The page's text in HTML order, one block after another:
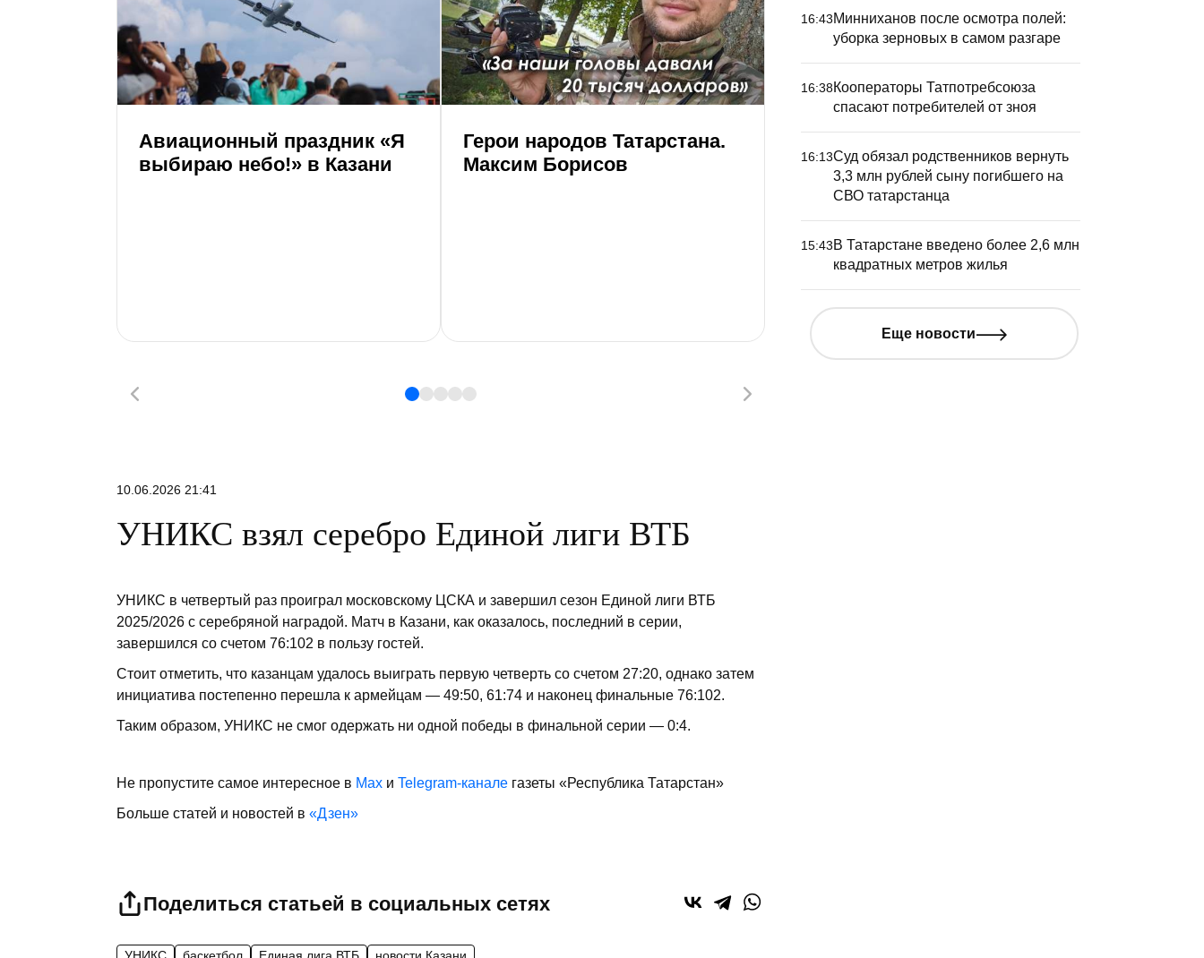
Авиационный праздник «Я
выбираю небо!» в Казани
Герои народов Татарстана.
Максим Борисов
Александр Видманов
10.06.2026 21:41
УНИКС взял серебро Единой лиги ВТБ
УНИКС в четвертый раз проиграл московскому ЦСКА и завершил сезон Единой лиги ВТБ
2025/2026 с серебряной наградой. Матч в Казани, как оказалось, последний в серии,
завершился со счетом 76:102 в пользу гостей.
Стоит отметить, что казанцам удалось выиграть первую четверть со счетом 27:20, однако затем
инициатива постепенно перешла к армейцам — 49:50, 61:74 и наконец финальные 76:102.
Таким образом, УНИКС не смог одержать ни одной победы в финальной серии — 0:4.
Не пропустите самое интересное в Max и Telegram-канале газеты «Республика Татарстан»
Больше статей и новостей в «Дзен»
Поделиться статьей в социальных сетях
УНИКС баскетбол Единая лига ВТБ новости Казани
16:43Минниханов после осмотра полей:
уборка зерновых в самом разгаре
16:38Кооператоры Татпотребсоюза
спасают потребителей от зноя
16:13Суд обязал родственников вернуть
3,3 млн рублей сыну погибшего на
СВО татарстанца
15:43В Татарстане введено более 2,6 млн
квадратных метров жилья
Еще новости